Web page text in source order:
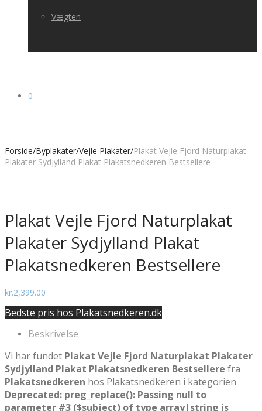
Vægten
0
Forside/Byplakater/Vejle Plakater/Plakat Vejle Fjord Naturplakat
Plakater Sydjylland Plakat Plakatsnedkeren Bestsellere
Plakat Vejle Fjord Naturplakat
Plakater Sydjylland Plakat
Plakatsnedkeren Bestsellere
kr.2,399.00
Bedste pris hos Plakatsnedkeren.dk
Beskrivelse
Vi har fundet Plakat Vejle Fjord Naturplakat Plakater
Sydjylland Plakat Plakatsnedkeren Bestsellere fra
Plakatsnedkeren hos Plakatsnedkeren i kategorien
Deprecated: preg_replace(): Passing null to
parameter #3 ($subject) of type array|string is